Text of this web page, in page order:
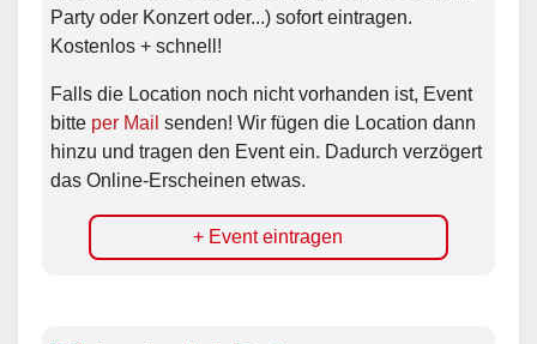
Party oder Konzert oder...) sofort eintragen.
Kostenlos + schnell!
Falls die Location noch nicht vorhanden ist, Event
bitte per Mail senden! Wir fügen die Location dann
hinzu und tragen den Event ein. Dadurch verzögert
das Online-Erscheinen etwas.
+ Event eintragen